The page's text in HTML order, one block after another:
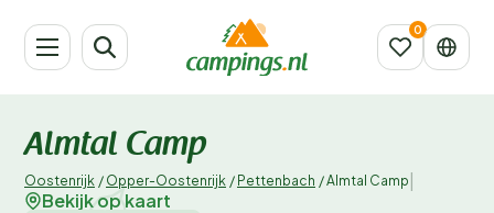
Almtal Camp
Oostenrijk / Opper-Oostenrijk / Pettenbach /Almtal Camp
Bekijk op kaart